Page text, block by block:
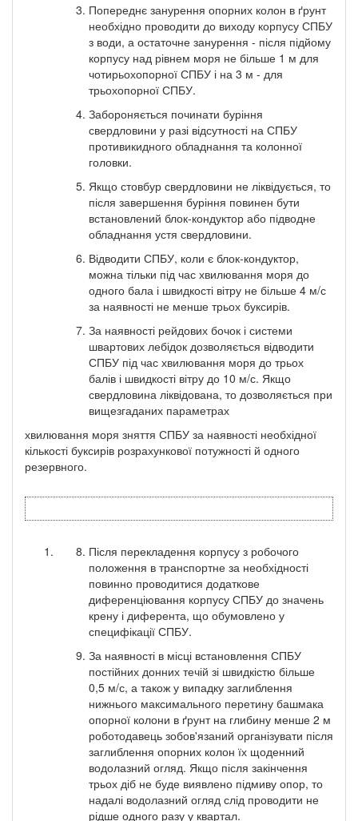
Попереднє занурення опорних колон в ґрунт
необхідно проводити до виходу корпусу СПБУ
з води, а остаточне занурення - після підйому
корпусу над рівнем моря не більше 1 м для
чотирьохопорної СПБУ і на 3 м - для
трьохопорної СПБУ.
Забороняється починати буріння
свердловини у разі відсутності на СПБУ
противикидного обладнання та колонної
головки.
Якщо стовбур свердловини не ліквідується, то
після завершення буріння повинен бути
встановлений блок-кондуктор або підводне
обладнання устя свердловини.
Відводити СПБУ, коли є блок-кондуктор,
можна тільки під час хвилювання моря до
одного бала і швидкості вітру не більше 4 м/с
за наявності не менше трьох буксирів.
За наявності рейдових бочок і системи
швартових лебідок дозволяється відводити
СПБУ під час хвилювання моря до трьох
балів і швидкості вітру до 10 м/с. Якщо
свердловина ліквідована, то дозволяється при
вищезгаданих параметрах
хвилювання моря зняття СПБУ за наявності необхідної
кількості буксирів розрахункової потужності й одного
резервного.
Після перекладення корпусу з робочого
положення в транспортне за необхідності
повинно проводитися додаткове
диференціювання корпусу СПБУ до значень
крену і диферента, що обумовлено у
специфікації СПБУ.
За наявності в місці встановлення СПБУ
постійних донних течій зі швидкістю більше
0,5 м/с, а також у випадку заглиблення
нижнього максимального перетину башмака
опорної колони в ґрунт на глибину менше 2 м
роботодавець зобов'язаний організувати після
заглиблення опорних колон їх щоденний
водолазний огляд. Якщо після закінчення
трьох діб не буде виявлено підмиву опор, то
надалі водолазний огляд слід проводити не
рідше одного разу у квартал.